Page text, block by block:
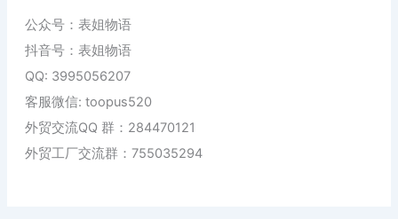
公众号：表姐物语
抖音号：表姐物语
QQ: 3995056207
客服微信: toopus520
外贸交流QQ 群：284470121
外贸工厂交流群：755035294